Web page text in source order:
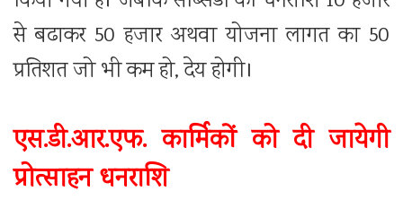
से बढाकर 50 हजार अथवा योजना लागत का 50
प्रतिशत जो भी कम हो, देय होगी।
एस.डी.आर.एफ. कार्मिकों को दी जायेगी
प्रोत्साहन धनराशि